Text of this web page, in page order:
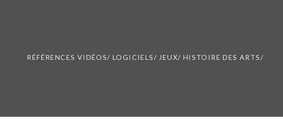
RÉFÉRENCES VIDÉOS/ LOGICIELS/ JEUX/ HISTOIRE DES ARTS/